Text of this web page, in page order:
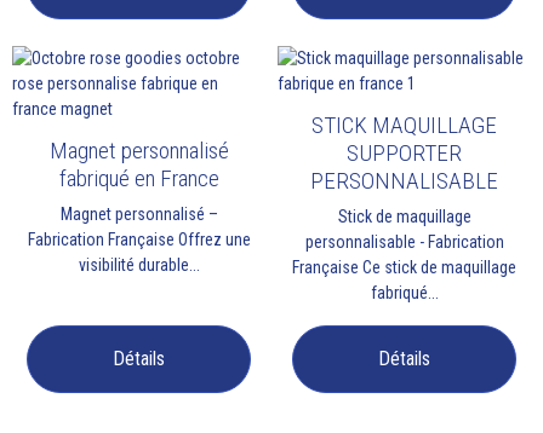
Magnet personnalisé
fabriqué en France
Magnet personnalisé –
Fabrication Française Offrez une
visibilité durable...
Détails
STICK MAQUILLAGE
SUPPORTER
PERSONNALISABLE
Stick de maquillage
personnalisable - Fabrication
Française Ce stick de maquillage
fabriqué...
Détails